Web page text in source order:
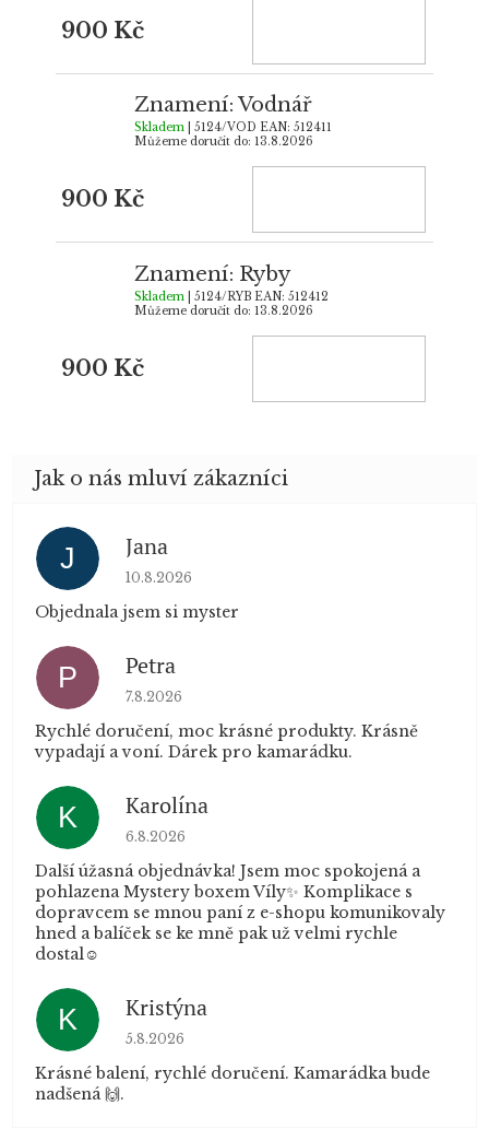
900 Kč
Znamení: Vodnář
Skladem | 5124/VODEAN: 512411
Můžeme doručit do: 13.8.2026
900 Kč
Znamení: Ryby
Skladem | 5124/RYBEAN: 512412
Můžeme doručit do: 13.8.2026
900 Kč
J Jana
Hodnocení obchodu je 5 z 5 hvězdiček.
10.8.2026
Objednala jsem si myster
P Petra
Hodnocení obchodu je 5 z 5 hvězdiček.
7.8.2026
Rychlé doručení, moc krásné produkty. Krásně
vypadají a voní. Dárek pro kamarádku.
K Karolína
Hodnocení obchodu je 5 z 5 hvězdiček.
6.8.2026
Další úžasná objednávka! Jsem moc spokojená a
pohlazena Mystery boxem Víly✨ Komplikace s
dopravcem se mnou paní z e-shopu komunikovaly
hned a balíček se ke mně pak už velmi rychle
dostal☺️
K Kristýna
Hodnocení obchodu je 5 z 5 hvězdiček.
5.8.2026
Krásné balení, rychlé doručení. Kamarádka bude
nadšená 🙌.